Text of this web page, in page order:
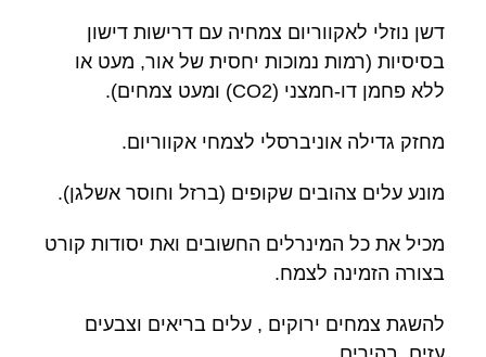
דשן נוזלי לאקווריום צמחיה עם דרישות דישון
בסיסיות (רמות נמוכות יחסית של אור, מעט או
ללא פחמן דו-חמצני (CO2) ומעט צמחים).
מחזק גדילה אוניברסלי לצמחי אקווריום.
מונע עלים צהובים שקופים (ברזל וחוסר אשלגן).
מכיל את כל המינרלים החשובים ואת יסודות קורט
בצורה הזמינה לצמח.
להשגת צמחים ירוקים , עלים בריאים וצבעים